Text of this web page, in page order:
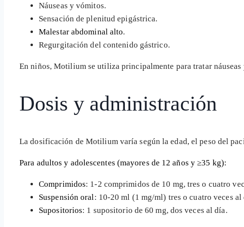
Náuseas y vómitos.
Sensación de plenitud epigástrica.
Malestar abdominal alto.
Regurgitación del contenido gástrico.
En niños, Motilium se utiliza principalmente para tratar náuseas
Dosis y administración
La dosificación de Motilium varía según la edad, el peso del
Para adultos y adolescentes (mayores de 12 años y ≥35 kg):
Comprimidos: 1-2 comprimidos de 10 mg, tres o cuatro
Suspensión oral : 10-20 ml (1 mg/ml) tres o cuatro veces
Supositorios: 1 supositorio de 60 mg, dos veces al día.